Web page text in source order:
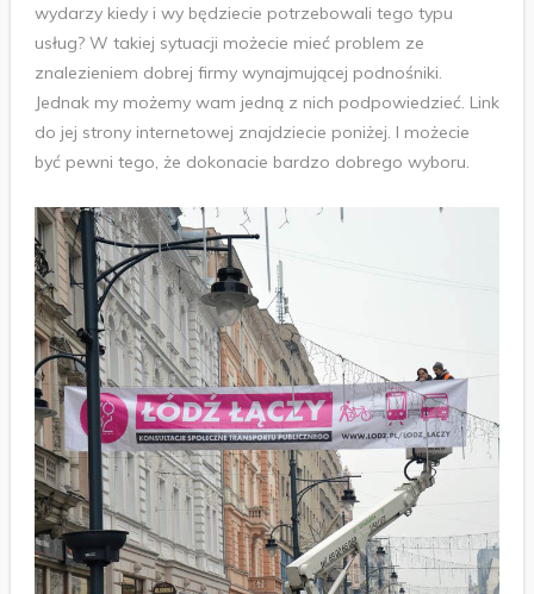
wydarzy kiedy i wy będziecie potrzebowali tego typu
usług? W takiej sytuacji możecie mieć problem ze
znalezieniem dobrej firmy wynajmującej podnośniki.
Jednak my możemy wam jedną z nich podpowiedzieć. Link
do jej strony internetowej znajdziecie poniżej. I możecie
być pewni tego, że dokonacie bardzo dobrego wyboru.